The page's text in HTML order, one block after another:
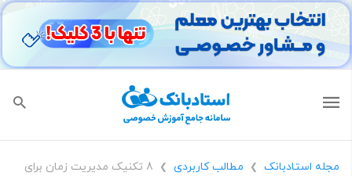
مجله استادبانک ❯ مطالب کاربردی ❯
8 تکنیک مدیریت زمان برای